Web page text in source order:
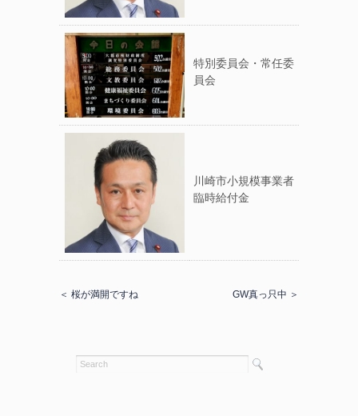
特別委員会・常任委
員会
川崎市小規模事業者
臨時給付金
＜ 桜が満開ですね GW真っ只中 ＞